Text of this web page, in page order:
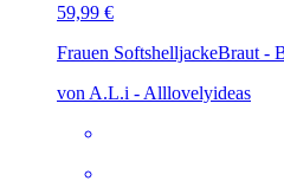
59,99 €
Frauen SoftshelljackeBraut -
von A.L.i - Alllovelyideas